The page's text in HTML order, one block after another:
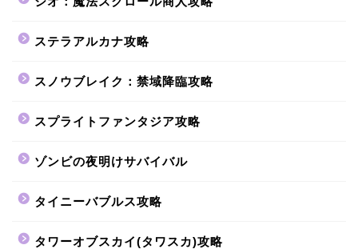
ステラアルカナ攻略
スノウブレイク：禁域降臨攻略
スプライトファンタジア攻略
ゾンビの夜明けサバイバル
タイニーバブルス攻略
タワーオブスカイ(タワスカ)攻略